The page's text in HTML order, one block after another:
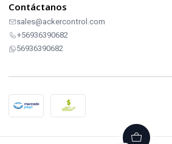
Contáctanos
sales@ackercontrol.com
+56936390682
56936390682
2026 ACKERCONTROL INDUSTRIAL.